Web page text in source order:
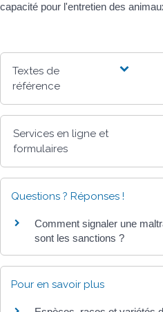
capacité pour l'entretien des
Textes de
référence
Services en ligne et
formulaires
Questions ? Réponses !
Comment signaler une
sont les sanctions ?
Pour en savoir plus